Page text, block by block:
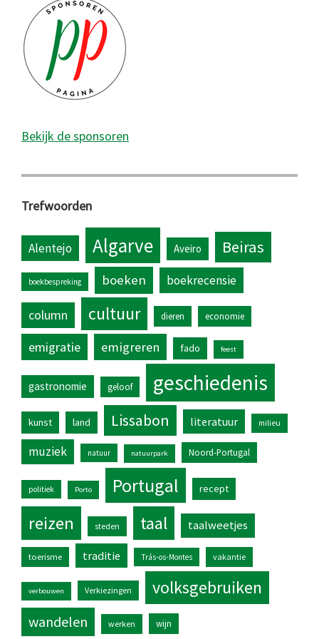
Bekijk de sponsoren
Trefwoorden
Alentejo Algarve Aveiro Beiras
boekbespreking boeken boekrecensie
column cultuur dieren economie
emigratie emigreren fado feest
gastronomie geloof geschiedenis
kunst land Lissabon literatuur milieu
muziek natuur natuurpark Noord-Portugal
politiek Porto Portugal recept
reizen steden taal taalweetjes
toerisme traditie Trás-os-Montes vakantie
verbouwen Verkiezingen volksgebruiken
wandelen werken wijn